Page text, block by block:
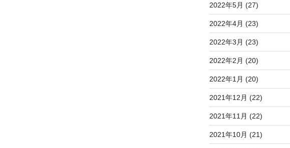
2022年5月 (27)
2022年4月 (23)
2022年3月 (23)
2022年2月 (20)
2022年1月 (20)
2021年12月 (22)
2021年11月 (22)
2021年10月 (21)